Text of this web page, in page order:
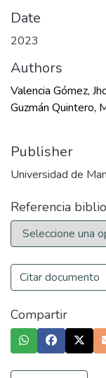
Date
2023
Authors
Valencia Gómez,
Guzmán Quintero,
Publisher
Universidad de
Referencia
Citar documento
Compartir